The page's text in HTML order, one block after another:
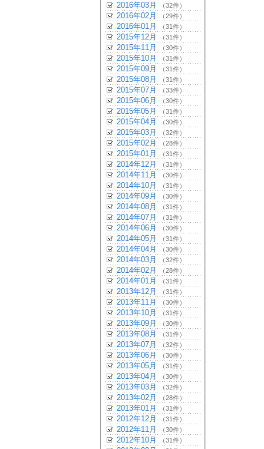
2016年03月 （32件）
2016年02月 （29件）
2016年01月 （31件）
2015年12月 （31件）
2015年11月 （30件）
2015年10月 （31件）
2015年09月 （31件）
2015年08月 （31件）
2015年07月 （33件）
2015年06月 （30件）
2015年05月 （31件）
2015年04月 （30件）
2015年03月 （32件）
2015年02月 （28件）
2015年01月 （31件）
2014年12月 （31件）
2014年11月 （30件）
2014年10月 （31件）
2014年09月 （30件）
2014年08月 （31件）
2014年07月 （31件）
2014年06月 （30件）
2014年05月 （31件）
2014年04月 （30件）
2014年03月 （32件）
2014年02月 （28件）
2014年01月 （31件）
2013年12月 （31件）
2013年11月 （30件）
2013年10月 （31件）
2013年09月 （30件）
2013年08月 （31件）
2013年07月 （32件）
2013年06月 （30件）
2013年05月 （31件）
2013年04月 （30件）
2013年03月 （32件）
2013年02月 （28件）
2013年01月 （31件）
2012年12月 （31件）
2012年11月 （30件）
2012年10月 （31件）